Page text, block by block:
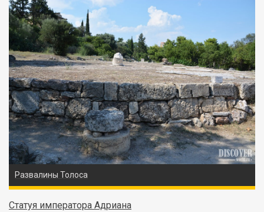
Развалины Толоса
Статуя императора Адриана